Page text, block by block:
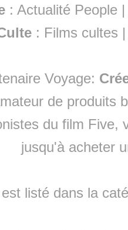
:Actualité People
: Films cultes
Voyage:
de produits
du film Five,
jusqu'à acheter
listé dans la